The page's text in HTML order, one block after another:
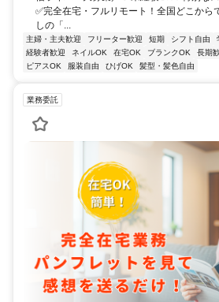
✅完全在宅・フルリモート！全国どこから
しの「...
主婦・主夫歓迎 フリーター歓迎 短期 シフト自由
経験者歓迎
ネイルOK 在宅OK ブランクOK 長期
ピアスOK
服装自由 ひげOK 髪型・髪色自由
業務委託